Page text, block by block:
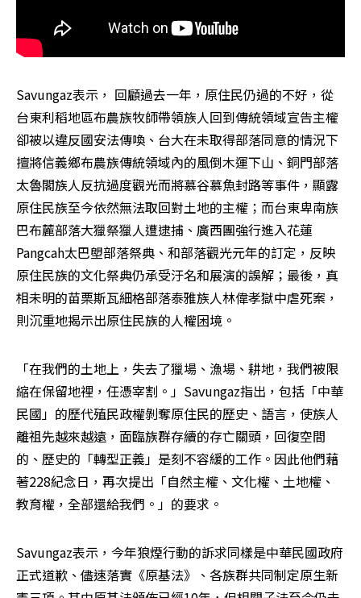
Savungaz表示， 回顧過去一年，原住民仍過的不好，從
台東利稻地區布農族牧師帶領族人回到傳統領域宣告主權
卻被以違反國安法傳喚、台大在未取得部落同意的情況下
擅將信義鄉布農族傳統領域內的風倒木運下山、銅門部落
太魯閣族人反抗過度觀光而將慕谷慕魚封路等事件，顯露
原住民族至今依然無法取回對土地的主權；而台東卑南族
巴布麓部落大獵祭獵人遭逮捕、廣西團強行進入花蓮
Pangcah太巴塱部落祭典、和部落觀光元年的訂定，反映
原住民族的文化祭典仍承受汙名和展演的誤解；最後，真
相未明的苗栗斯瓦細格部落泰雅族人林偉孝獄中虐死案，
則沉重地揭示出原住民族的人權困境。
「在我們的土地上，失去了獵場、漁場、耕地，我們被限
縮在保留地裡，任憑宰割。」Savungaz指出，包括「中華
民國」的歷代殖民政權剝奪原住民的歷史、語言，使族人
離祖先越來越遠，面臨族群存續的存亡關頭，回復空間
的、歷史的「轉型正義」是刻不容緩的工作。因此他們藉
著228紀念日，再次提出「自然主權、文化權、土地權、
教育權，全部還給我們。」的要求。
Savungaz表示，今年狼煙行動的訴求同樣是中華民國政府
正式道歉、儘速落實《原基法》、各族群共同制定原生新